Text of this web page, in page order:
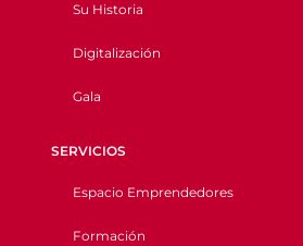
Su Historia
Digitalización
Gala
SERVICIOS
Espacio Emprendedores
Formación